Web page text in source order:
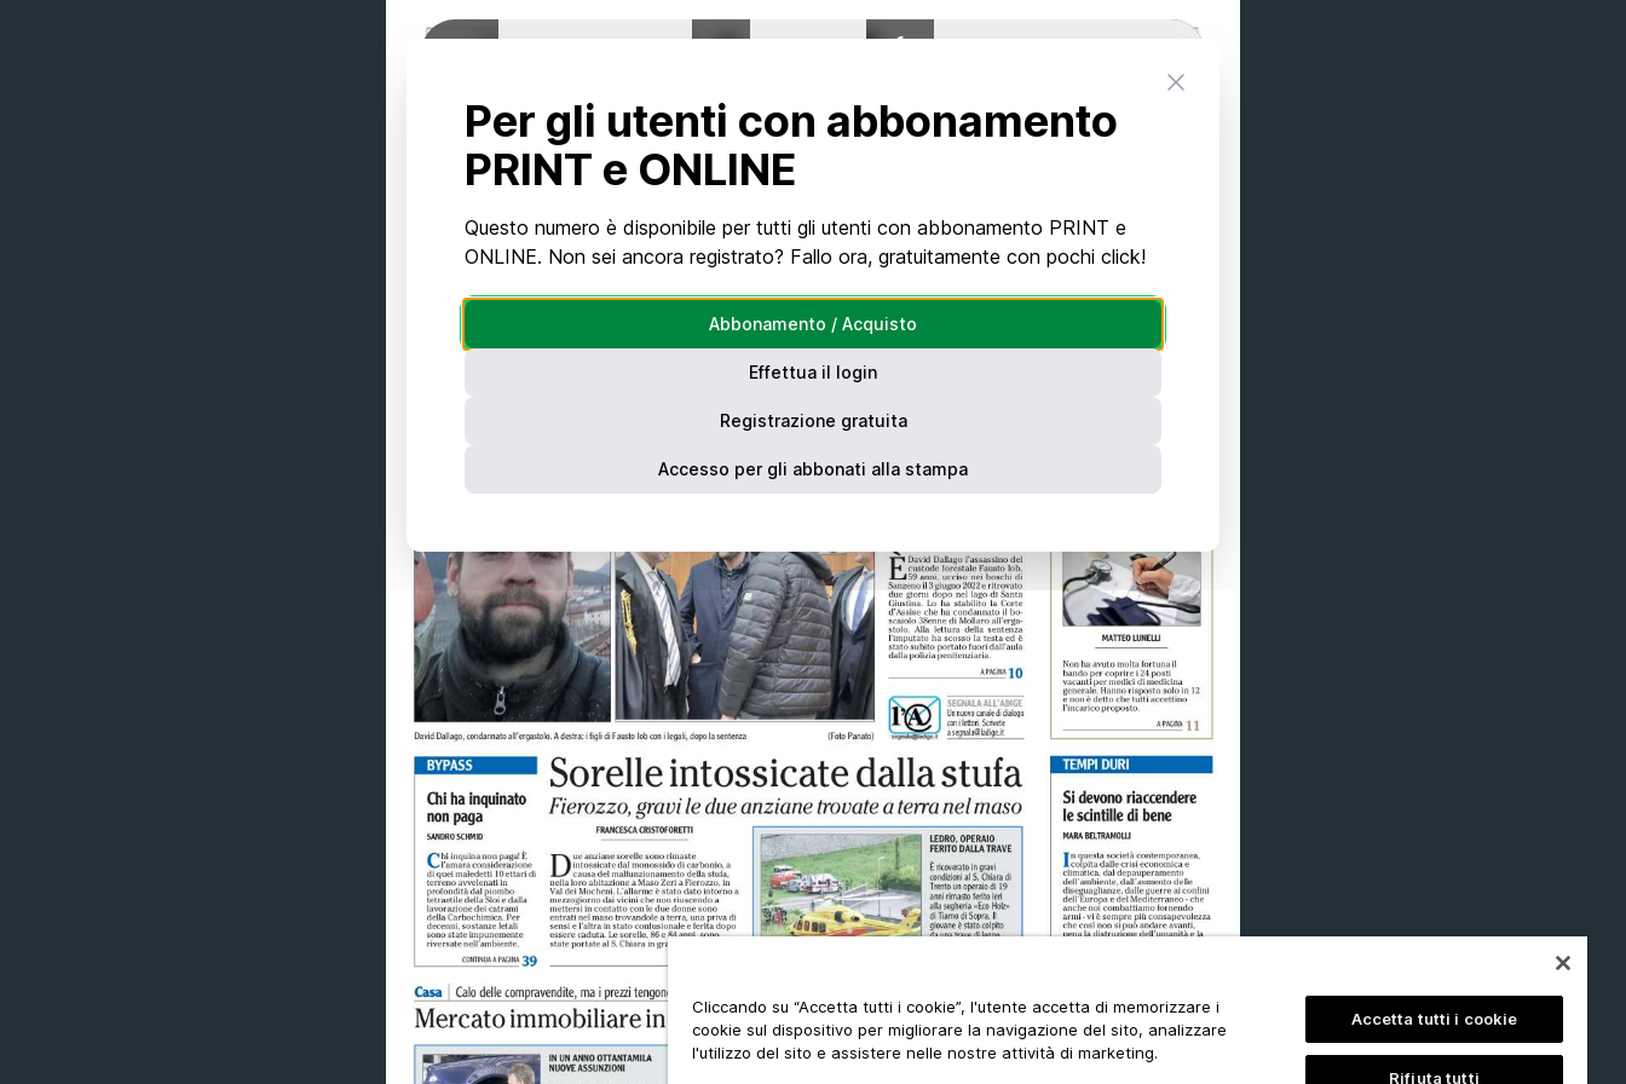
Close
Per gli utenti con abbonamento
PRINT e ONLINE
Questo numero è disponibile per tutti gli utenti con abbonamento PRINT e
ONLINE. Non sei ancora registrato? Fallo ora, gratuitamente con pochi click!
Abbonamento / Acquisto
Effettua il login
Registrazione gratuita
Accesso per gli abbonati alla stampa
Cliccando su “Accetta tutti i cookie”, l'utente accetta di memorizzare i
cookie sul dispositivo per migliorare la navigazione del sito, analizzare
l'utilizzo del sito e assistere nelle nostre attività di marketing.
Accetta tutti i cookie
Rifiuta tutti